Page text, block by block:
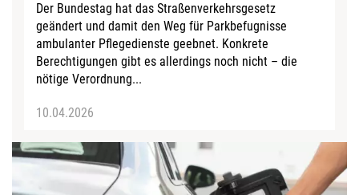
Der Bundestag hat das Straßenverkehrsgesetz
geändert und damit den Weg für Parkbefugnisse
ambulanter Pflegedienste geebnet. Konkrete
Berechtigungen gibt es allerdings noch nicht – die
nötige Verordnung...
10.04.2026